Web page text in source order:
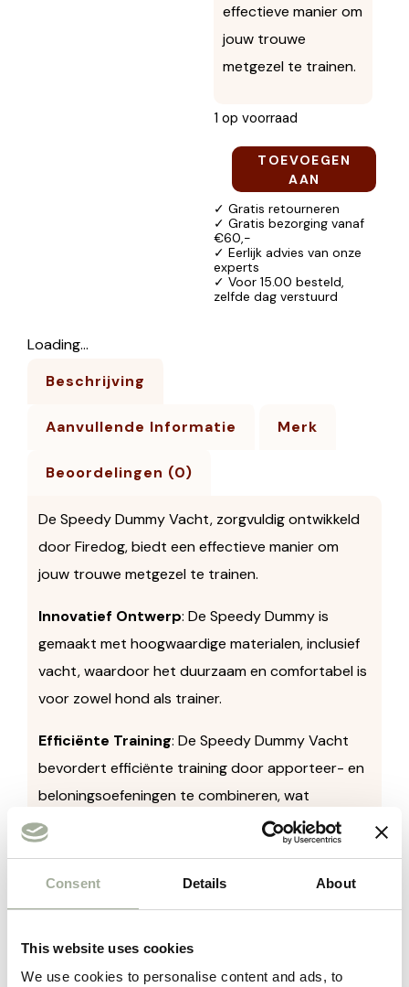
Consent Details About
This website uses cookies
We use cookies to personalise content and ads, to
effectieve manier om
jouw trouwe
metgezel te trainen.
1 op voorraad
TOEVOEGEN
AAN
✓ Gratis retourneren
✓ Gratis bezorging vanaf
€60,-
✓ Eerlijk advies van onze
experts
✓ Voor 15.00 besteld,
zelfde dag verstuurd
Loading...
Beschrijving
Aanvullende Informatie Merk
Beoordelingen (0)
De Speedy Dummy Vacht, zorgvuldig ontwikkeld
door Firedog, biedt een effectieve manier om
jouw trouwe metgezel te trainen.
Innovatief Ontwerp: De Speedy Dummy is
gemaakt met hoogwaardige materialen, inclusief
vacht, waardoor het duurzaam en comfortabel is
voor zowel hond als trainer.
Efficiënte Training: De Speedy Dummy Vacht
bevordert efficiënte training door apporteer- en
beloningsoefeningen te combineren, wat
essentieel is voor de ontwikkeling van
Verleidelijke Textuur: De vacht op de dummy
betrokkenheid bij trainingsactiviteiten.